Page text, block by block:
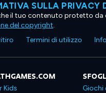
SULLA PRIVACY
il tuo contenuto protetto da
del copyright.
Termini di utilizzo
Kids
Giochi